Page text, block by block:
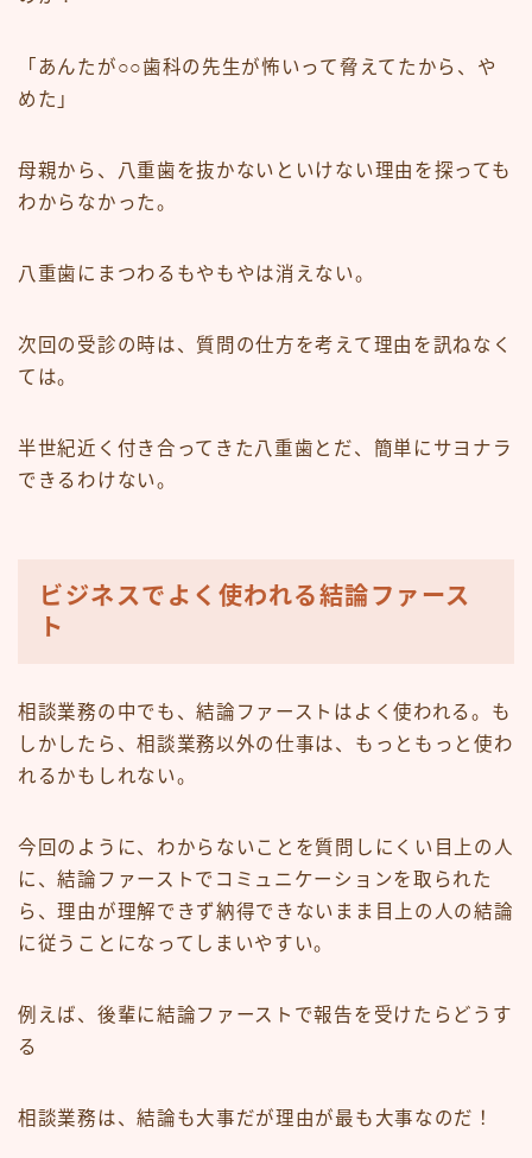
「あんたが○○歯科の先生が怖いって脅えてたから、や
めた」
母親から、八重歯を抜かないといけない理由を探っても
わからなかった。
八重歯にまつわるもやもやは消えない。
次回の受診の時は、質問の仕方を考えて理由を訊ねなく
ては。
半世紀近く付き合ってきた八重歯とだ、簡単にサヨナラ
できるわけない。
ビジネスでよく使われる結論ファース
ト
相談業務の中でも、結論ファーストはよく使われる。も
しかしたら、相談業務以外の仕事は、もっともっと使わ
れるかもしれない。
今回のように、わからないことを質問しにくい目上の人
に、結論ファーストでコミュニケーションを取られた
ら、理由が理解できず納得できないまま目上の人の結論
に従うことになってしまいやすい。
例えば、後輩に結論ファーストで報告を受けたらどうす
る
相談業務は、結論も大事だが理由が最も大事なのだ！